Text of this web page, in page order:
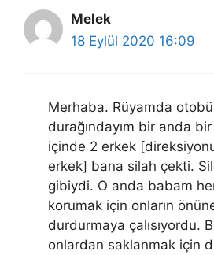
Melek
18 Eylül 2020 16:09
Merhaba. Rüyamda
durağındayım bir anda
içinde 2 erkek
erkek] bana silah çekti.
gibiydi. O anda babam
korumak için onların
durdurmaya çalısıyordu.
onlardan saklanmak için